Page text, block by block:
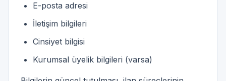
E-posta adresi
İletişim bilgileri
Cinsiyet bilgisi
Kurumsal üyelik bilgileri (varsa)